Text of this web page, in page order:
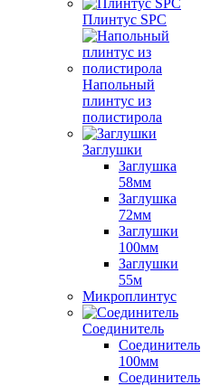
Плинтус SPC
Напольный
плинтус из
полистирола
Заглушки
Заглушка
58мм
Заглушка
72мм
Заглушки
100мм
Заглушки
55м
Микроплинтус
Соединитель
Соединитель
100мм
Соединитель